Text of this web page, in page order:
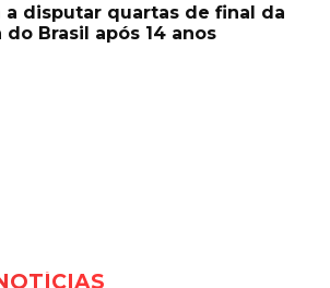
disputar quartas de final da
do Brasil após 14 anos